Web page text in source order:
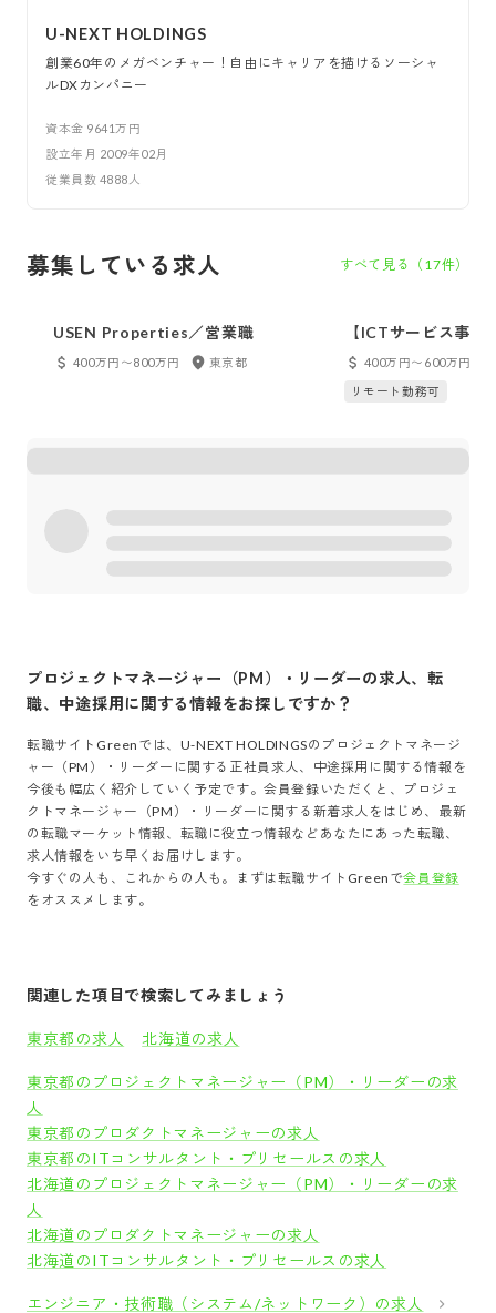
U-NEXT HOLDINGS
創業60年のメガベンチャー！自由にキャリアを描けるソーシャ
ルDXカンパニー
資本金 9641万円
設立年月 2009年02月
従業員数 4888 人
募集している求人 すべて見る（ 17件）
USEN Properties／営業職
400万円〜800万円 東京都
【ICTサービス事業
02 カスタマーサク
400万円〜600万円
リモート勤務可
プロジェクトマネージャー（PM）・リーダーの求人、転
職、中途採用に関する情報をお探しですか？
転職サイトGreenでは、 U-NEXT HOLDINGSの プロジェクトマネージ
ャー（PM）・リーダー に関する正社員求人、中途採用に関する情報を
今後も幅広く紹介していく予定です。会員登録いただくと、
プロジェ
クトマネージャー（PM）・リーダー に関する新着求人をはじめ、最新
の転職マーケット情報、転職に役立つ情報などあなたにあった転職、
求人情報をいち早くお届けします。
今すぐの人も、これからの人も。まずは転職サイトGreenで会員登録
をオススメします。
関連した項目で検索してみましょう
東京都の求人 北海道の求人
東京都のプロジェクトマネージャー（PM）・リーダーの求
人
東京都のプロダクトマネージャーの求人
東京都のITコンサルタント・プリセールスの求人
北海道のプロジェクトマネージャー（PM）・リーダーの求
人
北海道のプロダクトマネージャーの求人
北海道のITコンサルタント・プリセールスの求人
エンジニア・技術職（システム/ネットワーク）の求人